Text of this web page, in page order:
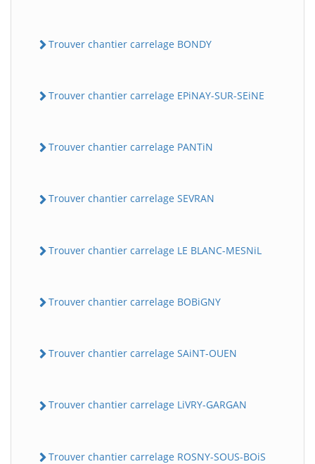
Trouver chantier carrelage BONDY
Trouver chantier carrelage EPiNAY-SUR-SEiNE
Trouver chantier carrelage PANTiN
Trouver chantier carrelage SEVRAN
Trouver chantier carrelage LE BLANC-MESNiL
Trouver chantier carrelage BOBiGNY
Trouver chantier carrelage SAiNT-OUEN
Trouver chantier carrelage LiVRY-GARGAN
Trouver chantier carrelage ROSNY-SOUS-BOiS